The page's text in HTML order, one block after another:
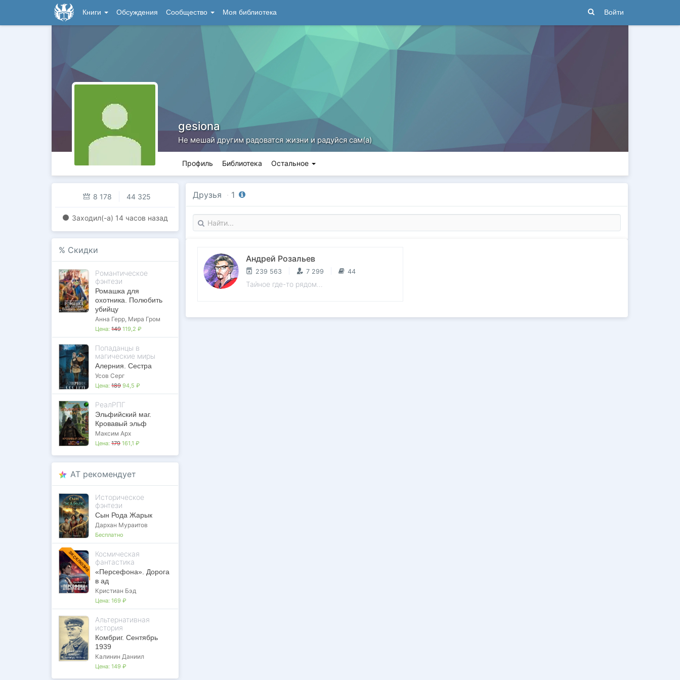
Книги Обсуждения Сообщество Моя библиотека Войти
gesiona
Не мешай другим радоватся жизни и радуйся сам(а)
Профиль Библиотека Остальное
8 178 44 325
Заходил(-a) 14 часов назад
% Скидки
Романтическое
фэнтези
Ромашка для
охотника. Полюбить
убийцу
Анна Герр, Мира Гром
Цена: 149 119,2 ₽
Попаданцы в
магические миры
Алерния. Сестра
Усов Серг
Цена: 189 94,5 ₽
РеалРПГ
Эльфийский маг.
Кровавый эльф
Максим Арх
Цена: 179 161,1 ₽
AT рекомендует
Историческое
фэнтези
Сын Рода Жарык
Дархан Мураитов
Бесплатно
ЭКСКЛЮЗИВ
Космическая
фантастика
«Персефона». Дорога
в ад
Кристиан Бэд
Цена: 169 ₽
Альтернативная
история
Комбриг. Сентябрь
1939
Калинин Даниил
Цена: 149 ₽
Друзья · 1
Андрей Розальев
239 563 7 299 44
Тайное где-то рядом...